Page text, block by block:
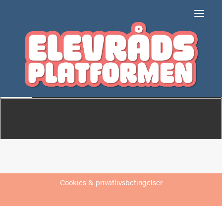
Holbergskolen
(Dianalund)
Medlemmer
Cookies & privatlivsbetingelser